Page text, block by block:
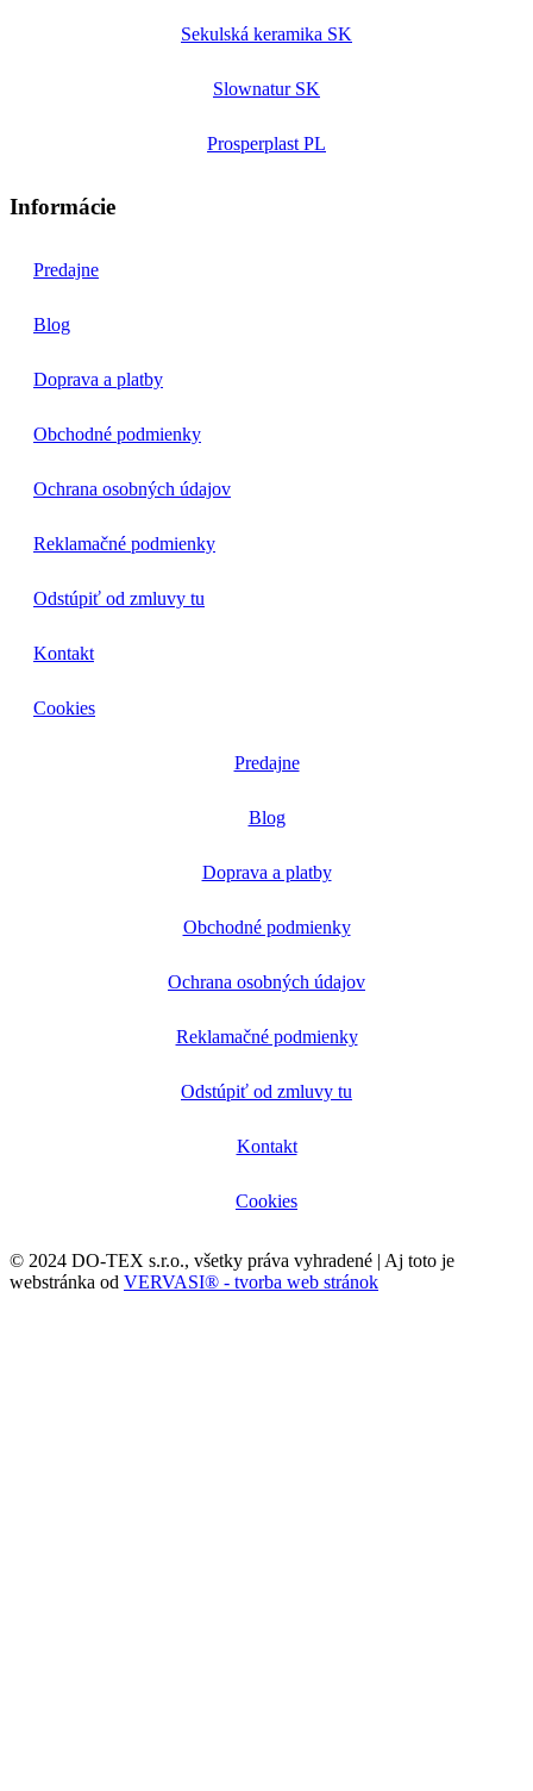
Sekulská keramika SK
Slownatur SK
Prosperplast PL
Informácie
Predajne
Blog
Doprava a platby
Obchodné podmienky
Ochrana osobných údajov
Reklamačné podmienky
Odstúpiť od zmluvy tu
Kontakt
Cookies
Predajne
Blog
Doprava a platby
Obchodné podmienky
Ochrana osobných údajov
Reklamačné podmienky
Odstúpiť od zmluvy tu
Kontakt
Cookies
© 2024 DO-TEX s.r.o., všetky práva vyhradené | Aj toto je
webstránka od VERVASI® - tvorba web stránok